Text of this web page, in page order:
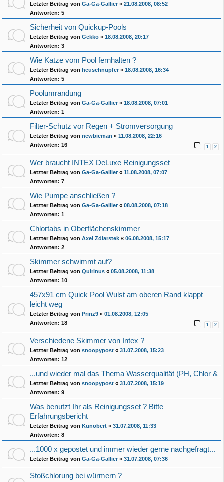
Letzter Beitrag von Ga-Ga-Gallier« 21.08.2008, 08:52
Antworten: 5
Sicherheit von Quickup-Pools
Letzter Beitrag von Gekko « 18.08.2008, 20:17
Antworten: 3
Wie Katze vom Pool fernhalten ?
Letzter Beitrag von heuschnupfer« 18.08.2008, 16:34
Antworten: 5
Poolumrandung
Letzter Beitrag von Ga-Ga-Gallier« 18.08.2008, 07:01
Antworten: 1
Filter-Schutz vor Regen + Stromversorgung
Letzter Beitrag von newbieman « 11.08.2008, 22:16
Antworten: 16 1 2
Wer braucht INTEX DeLuxe Reinigungsset
Letzter Beitrag von Ga-Ga-Gallier« 11.08.2008, 07:07
Antworten: 7
Wie Pumpe anschließen ?
Letzter Beitrag von Ga-Ga-Gallier« 08.08.2008, 07:18
Antworten: 1
Chlortabs in Oberflächenskimmer
Letzter Beitrag von Axel Zdiarstek « 06.08.2008, 15:17
Antworten: 2
Skimmer schwimmt auf?
Letzter Beitrag von Quirinus « 05.08.2008, 11:38
Antworten: 10
457x91 cm Quick Pool Wulst am oberen Rand klappt
leicht weg
Letzter Beitrag von Prinz9 « 01.08.2008, 12:05
Antworten: 18 1 2
Verschiedene Skimmer von Intex ?
Letzter Beitrag von snoopypost « 31.07.2008, 15:23
Antworten: 12
...und wieder mal das Thema Wasserqualität (PH, Chlor &
Letzter Beitrag von snoopypost « 31.07.2008, 15:19
Antworten: 9
Was benutzt Ihr als Reinigungsset ? Bitte
Erfahrungsbericht
Letzter Beitrag von Kunobert « 31.07.2008, 11:33
Antworten: 8
...1000 x gepostet und immer wieder gerne nachgefragt...
Letzter Beitrag von Ga-Ga-Gallier« 31.07.2008, 07:36
Stoßchlorung bei würmern ?